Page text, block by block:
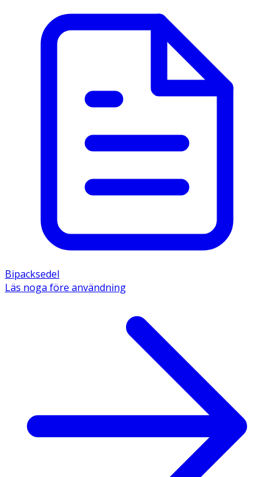
Bipacksedel
Läs noga före användning